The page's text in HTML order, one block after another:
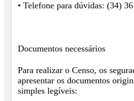
• Telefone para dúvidas: (34)
Documentos necessários
Para realizar o Censo, os
apresentar os documentos
simples legíveis: